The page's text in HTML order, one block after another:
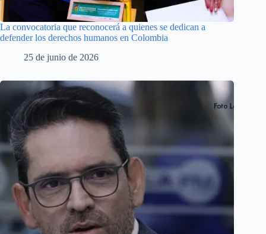
La convocatoria que reconocerá a quienes se dedican a
defender los derechos humanos en Colombia
25 de junio de 2026